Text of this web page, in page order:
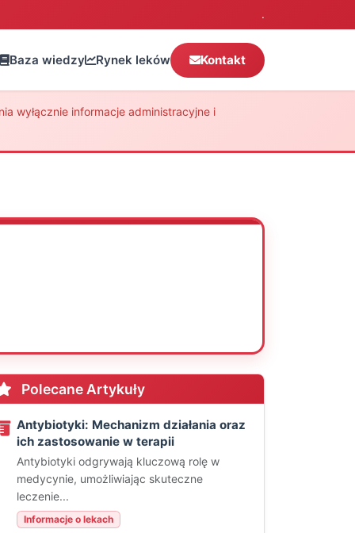
.
Baza wiedzy Rynek leków Kontakt
wyłącznie informacje administracyjne i
Polecane Artykuły
Antybiotyki: Mechanizm działania oraz
ich zastosowanie w terapii
Antybiotyki odgrywają kluczową rolę w
medycynie, umożliwiając skuteczne
leczenie...
Informacje o lekach